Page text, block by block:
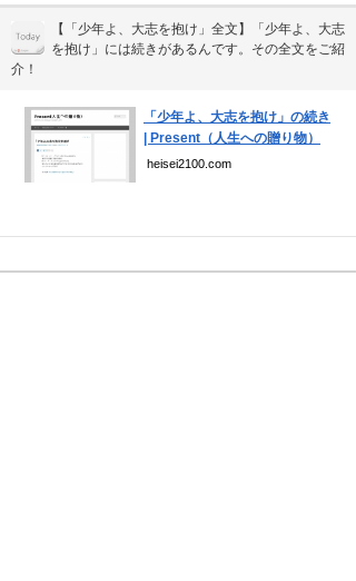
【「少年よ、大志を抱け」全文】「少年よ、大志
を抱け」には続きがあるんです。その全文をご紹
介！
「少年よ、大志を抱け」の続き
| Present（人生への贈り物）
heisei2100.com